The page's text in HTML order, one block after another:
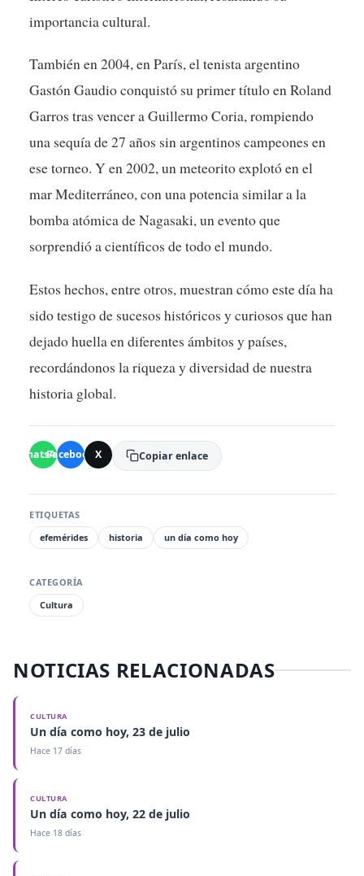
importancia cultural.
También en 2004, en París, el tenista argentino
Gastón Gaudio conquistó su primer título en Roland
Garros tras vencer a Guillermo Coria, rompiendo
una sequía de 27 años sin argentinos campeones en
ese torneo. Y en 2002, un meteorito explotó en el
mar Mediterráneo, con una potencia similar a la
bomba atómica de Nagasaki, un evento que
sorprendió a científicos de todo el mundo.
Estos hechos, entre otros, muestran cómo este día ha
sido testigo de sucesos históricos y curiosos que han
dejado huella en diferentes ámbitos y países,
recordándonos la riqueza y diversidad de nuestra
historia global.
WhatsApp
Facebook X Copiar enlace
ETIQUETAS
efemérides
historia un día como hoy
CATEGORÍA
Cultura
NOTICIAS RELACIONADAS
CULTURA
Un día como hoy, 23 de julio
Hace 17 días
CULTURA
Un día como hoy, 22 de julio
Hace 18 días